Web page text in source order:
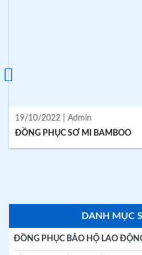
19/10/2022 | Admin
ĐỒNG PHỤC SƠ MI BAMBOO
DANH MỤC
ĐỒNG PHỤC BẢO HỘ LAO